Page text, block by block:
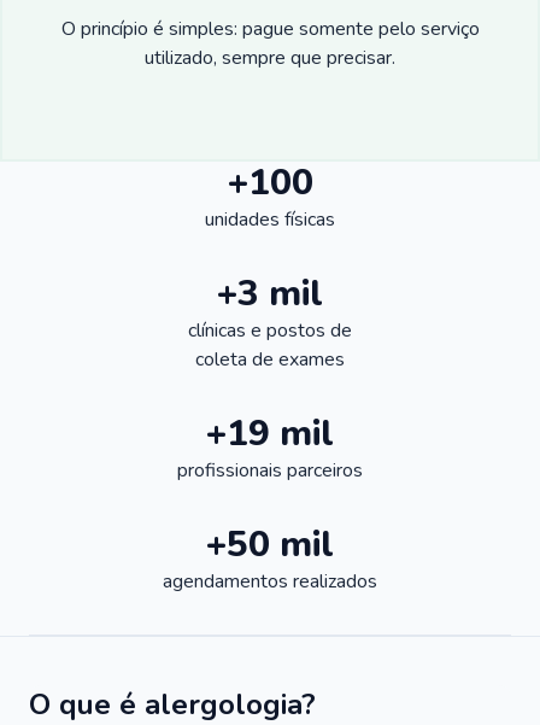
O princípio é simples: pague somente pelo serviço
utilizado, sempre que precisar.
+100
unidades físicas
+3 mil
clínicas e postos de
coleta de exames
+19 mil
profissionais parceiros
+50 mil
agendamentos realizados
O que é alergologia?